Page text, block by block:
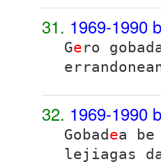
31. 1969-1990
Gero
32. 1969-1990
Gobadea be
lejiagas